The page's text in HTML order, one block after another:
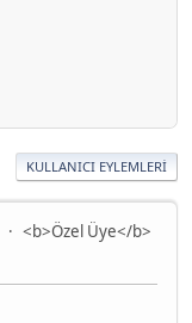
KULLANICI EYLEMLERI
<b>Özel Üye</b>